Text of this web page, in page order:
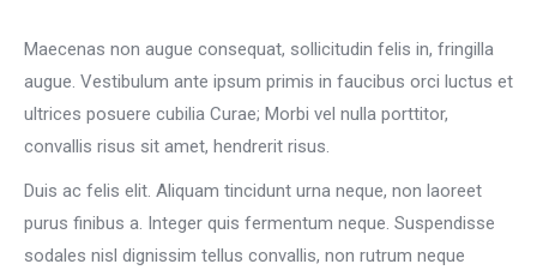
Maecenas non augue consequat, sollicitudin felis in, fringilla
augue. Vestibulum ante ipsum primis in faucibus orci luctus et
ultrices posuere cubilia Curae; Morbi vel nulla porttitor,
convallis risus sit amet, hendrerit risus.
Duis ac felis elit. Aliquam tincidunt urna neque, non laoreet
purus finibus a. Integer quis fermentum neque. Suspendisse
sodales nisl dignissim tellus convallis, non rutrum neque